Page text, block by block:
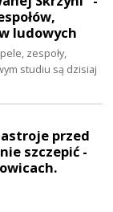
ludowych
zespoły,
studiu są dzisiaj
przed
szczepić -